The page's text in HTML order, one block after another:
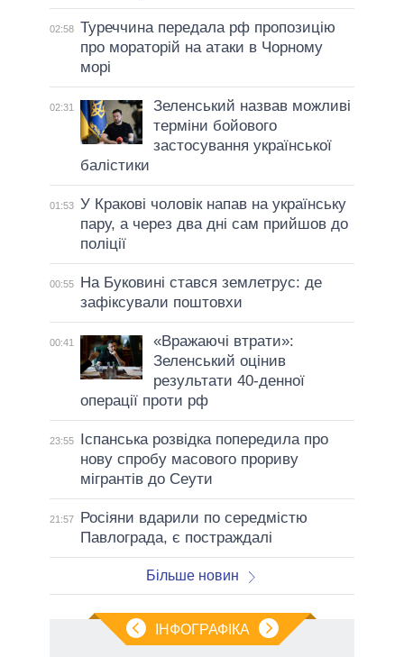
02:58 Туреччина передала рф пропозицію
про мораторій на атаки в Чорному
морі
02:31
Зеленський назвав можливі
терміни бойового
застосування української
балістики
01:53 У Кракові чоловік напав на українську
пару, а через два дні сам прийшов до
поліції
00:55
На Буковині стався землетрус: де
зафіксували поштовхи
00:41
«Вражаючі втрати»:
Зеленський оцінив
результати 40-денної
операції проти рф
23:55
Іспанська розвідка попередила про
нову спробу масового прориву
мігрантів до Сеути
21:57
Росіяни вдарили по середмістю
Павлограда, є постраждалі
Більше новин
ІНФОГРАФІКА